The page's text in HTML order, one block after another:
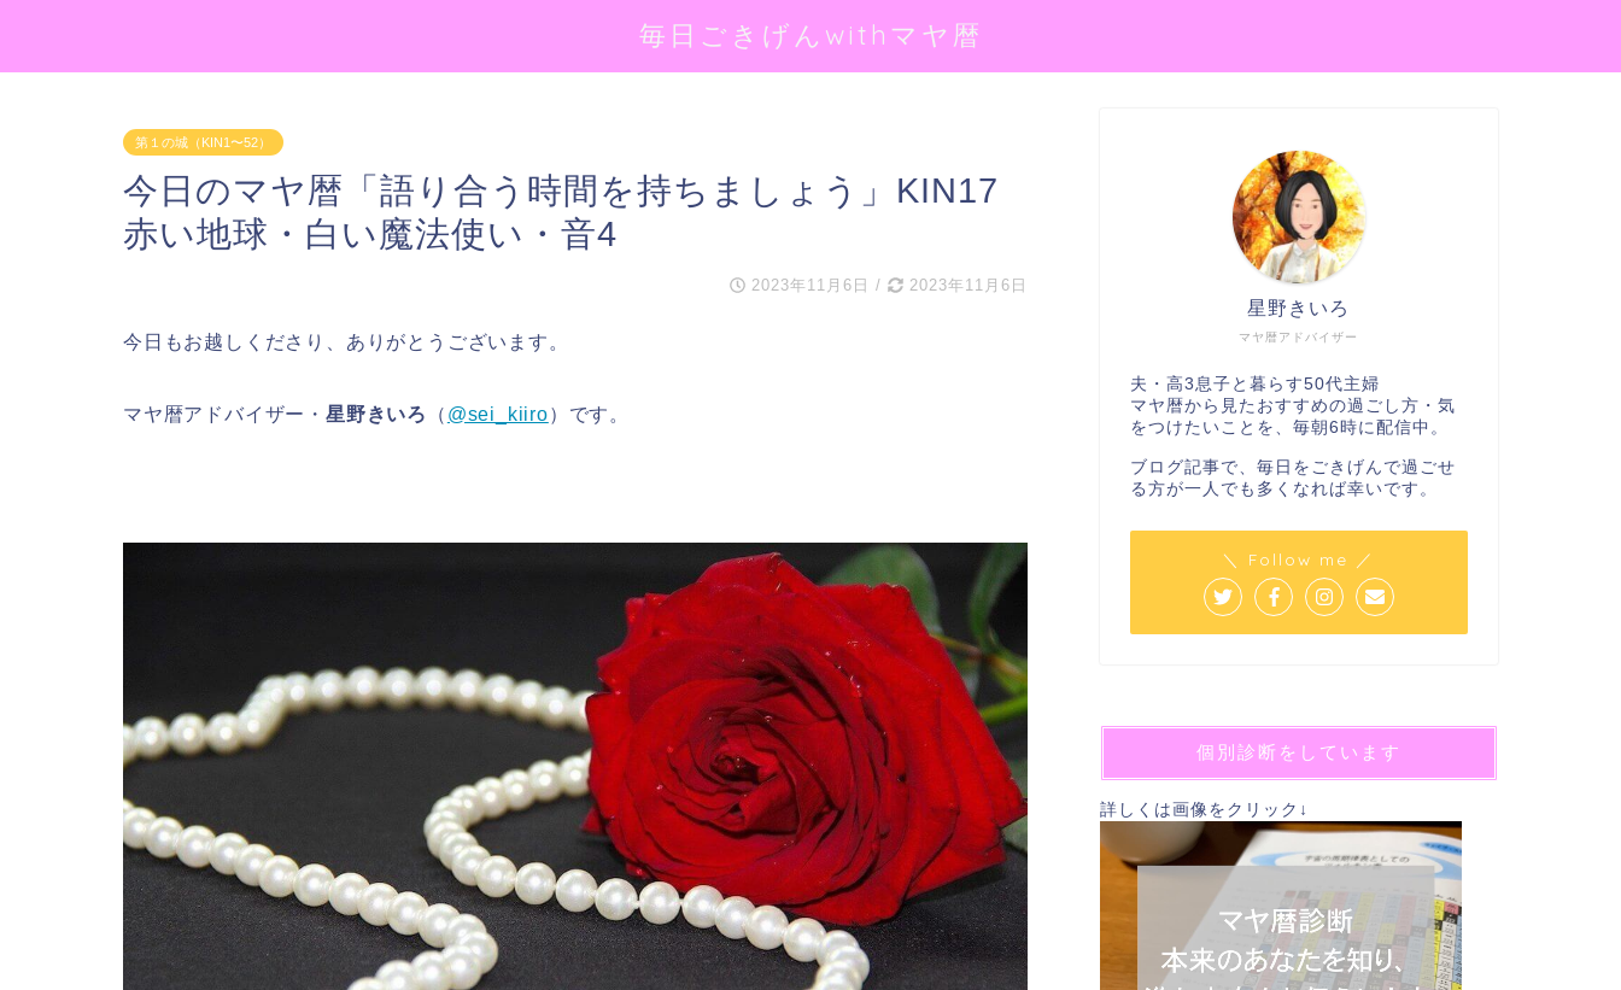
毎日ごきげんwithマヤ暦
第１の城（KIN1〜52）
今日のマヤ暦「語り合う時間を持ちましょう」KIN17
赤い地球・白い魔法使い・音4
2023年11月6日 / 2023年11月6日
今日もお越しくださり、ありがとうございます。
マヤ暦アドバイザー・ 星野きいろ （ @sei_kiiro）です。
マヤ暦アドバイザー
星野きいろ
夫・高3息子と暮らす50代主婦
マヤ暦から見たおすすめの過ごし方・気
をつけたいことを、毎朝6時に配信中。
ブログ記事で、毎日をごきげんで過ごせ
る方が一人でも多くなれば幸いです。
＼ Follow me ／
個別診断をしています
詳しくは画像をクリック↓